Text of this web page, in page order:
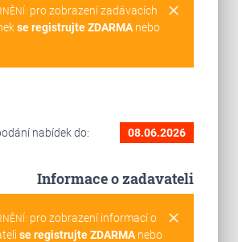
clear
pro zobrazení zadávacích
se registrujte ZDARMAnebo
nabídek do: 08.06.2026
Informace o zadavateli
clear
pro zobrazení informací o
se registrujte ZDARMAnebo